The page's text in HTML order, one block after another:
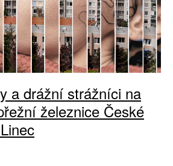
a drážní strážníci na
železnice České